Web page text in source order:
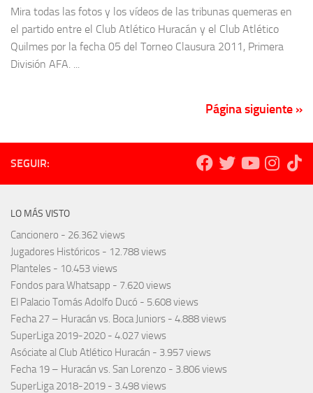
Mira todas las fotos y los vídeos de las tribunas quemeras en
el partido entre el Club Atlético Huracán y el Club Atlético
Quilmes por la fecha 05 del Torneo Clausura 2011, Primera
División AFA. ...
Página siguiente »
SEGUIR:
LO MÁS VISTO
Cancionero - 26.362 views
Jugadores Históricos - 12.788 views
Planteles - 10.453 views
Fondos para Whatsapp - 7.620 views
El Palacio Tomás Adolfo Ducó - 5.608 views
Fecha 27 – Huracán vs. Boca Juniors - 4.888 views
SuperLiga 2019-2020 - 4.027 views
Asóciate al Club Atlético Huracán - 3.957 views
Fecha 19 – Huracán vs. San Lorenzo - 3.806 views
SuperLiga 2018-2019 - 3.498 views